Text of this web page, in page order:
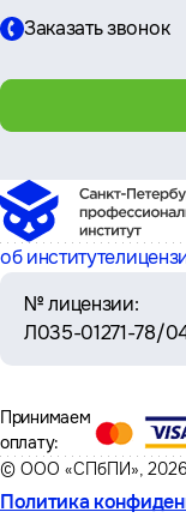
Заказать звонок
об институте
№ лицензии:
Л035-01271-78/
© ООО «СПбПИ», 2026
Политика
Принимаем
оплату: